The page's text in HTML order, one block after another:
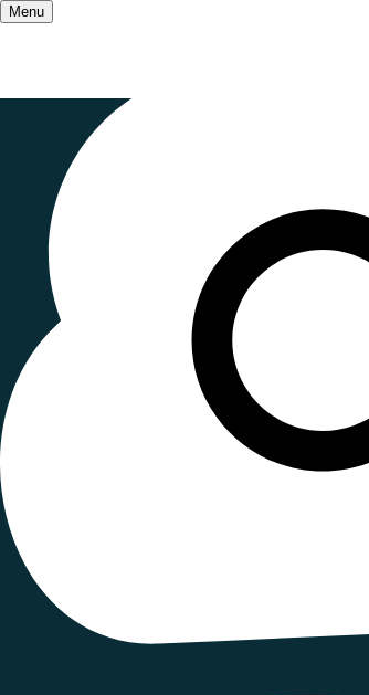
Menu
Qui sommes-nous ?
John
Publié le 5 octobre 2022 , mis
Lecture ~1 minute
John Dewey (1859-1952) est
recette mais des méthodes
"L’exigence de liberté est une